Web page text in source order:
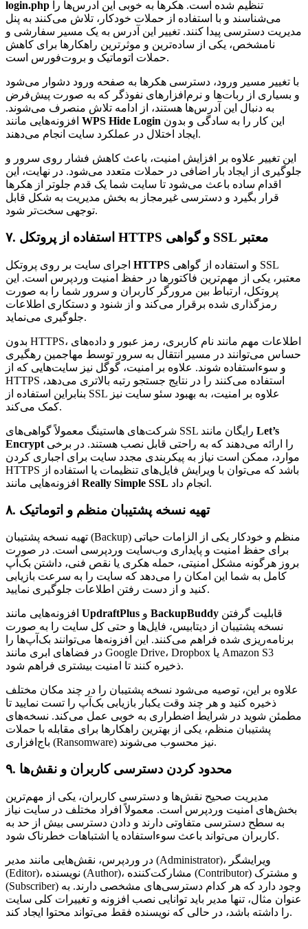
login.php
می‌شناسند و با استفاده از حملات خودکار، تلاش می‌کنند به پنل
مدیریت دسترسی پیدا کنند. تغییر این آدرس به یک مسیر سفارشی و
نامشخص، یکی از ساده‌ترین و موثرترین راهکارها برای کاهش
حملات اتوماتیک و بروت‌فورس است.
با تغییر مسیر ورود، دسترسی هکرها به صفحه ورود دشوار می‌شود
و بسیاری از ربات‌ها و نرم‌افزارهای نفوذگر که به صورت پیش‌فرض
به دنبال این آدرس‌ها هستند، از ادامه تلاش منصرف می‌شوند.
WPS Hide Login
ایجاد اختلال در عملکرد سایت انجام می‌دهند.
این تغییر علاوه بر افزایش امنیت، باعث کاهش فشار روی سرور و
جلوگیری از ایجاد بار اضافی در حملات متعدد می‌شود. در نهایت، این
اقدام ساده باعث می‌شود تا سایت شما یک قدم جلوتر از هکرها
قرار بگیرد و دسترسی غیرمجاز به بخش مدیریت به شکل قابل
توجهی سخت‌تر شود.
۷. استفاده از پروتکل HTTPS و گواهی SSL معتبر
HTTPS
معتبر، یکی از مهم‌ترین فاکتورها در حفظ امنیت وردپرس است. این
پروتکل، ارتباط بین مرورگر کاربران و سرور شما را به صورت
رمزگذاری شده برقرار می‌کند و از شنود و دستکاری اطلاعات
جلوگیری می‌نماید.
بدون HTTPS، اطلاعات مهم مانند نام کاربری، رمز عبور و داده‌های
حساس می‌توانند در مسیر انتقال به سرور توسط مهاجمین رهگیری
و سوءاستفاده شوند. علاوه بر امنیت، گوگل نیز سایت‌هایی که از
HTTPS استفاده می‌کنند را در نتایج جستجو رتبه بالاتری می‌دهد،
بنابراین استفاده از SSL علاوه بر امنیت، به بهبود سئو سایت نیز
کمک می‌کند.
Let’s
Encrypt
موارد، ممکن است نیاز به پیکربندی مجدد سایت برای اجباری کردن
HTTPS باشد که می‌توان با ویرایش فایل‌های تنظیمات یا استفاده از
Really Simple SSL انجام داد.
۸. تهیه نسخه پشتیبان منظم و اتوماتیک
تهیه نسخه پشتیبان (Backup) منظم و خودکار یکی از الزامات حیاتی
برای حفظ امنیت و پایداری وب‌سایت وردپرسی است. در صورت
بروز هرگونه مشکل امنیتی، حمله هکری یا نقص فنی، داشتن بک‌آپ
کامل به شما این امکان را می‌دهد که سایت را به سرعت بازیابی
کنید و از دست رفتن اطلاعات جلوگیری نمایید.
UpdraftPlus BackupBuddy
نسخه پشتیبان از دیتابیس، فایل‌ها و حتی کل سایت را به صورت
برنامه‌ریزی شده فراهم می‌کنند. این افزونه‌ها می‌توانند بک‌آپ‌ها را
در فضاهای ابری مانند Google Drive، Dropbox یا Amazon S3
ذخیره کنند تا امنیت بیشتری فراهم شود.
علاوه بر این، توصیه می‌شود نسخه پشتیبان را در چند مکان مختلف
ذخیره کنید و هر چند وقت یکبار بازیابی بک‌آپ را تست نمایید تا
مطمئن شوید در شرایط اضطراری به خوبی عمل می‌کند. نسخه‌های
پشتیبان منظم، یکی از بهترین راهکارها برای مقابله با حملات
باج‌افزاری (Ransomware) نیز محسوب می‌شوند.
۹. محدود کردن دسترسی کاربران و نقش‌ها
مدیریت صحیح نقش‌ها و دسترسی کاربران، یکی از مهم‌ترین
بخش‌های امنیت وردپرس است. معمولاً افراد مختلف در سایت نیاز
به سطح دسترسی متفاوتی دارند و دادن دسترسی بیش از حد به
کاربران می‌تواند باعث سوءاستفاده یا اشتباهات خطرناک شود.
در وردپرس، نقش‌هایی مانند مدیر (Administrator)، ویرایشگر
(Editor)، نویسنده (Author)، مشارکت‌کننده (Contributor) و مشترک
(Subscriber) وجود دارد که هر کدام دسترسی‌های مشخصی دارند. به
عنوان مثال، تنها مدیر باید توانایی نصب افزونه و تغییرات کلی سایت
را داشته باشد، در حالی که نویسنده فقط می‌تواند محتوا ایجاد کند.